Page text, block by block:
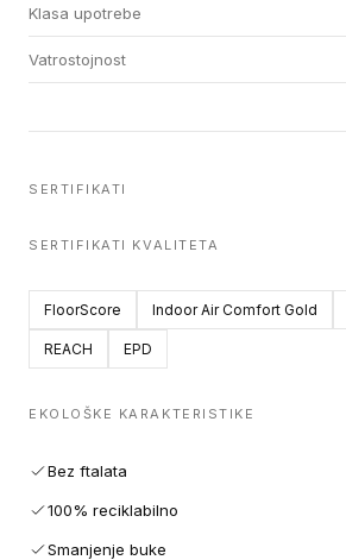
Klasa upotrebe
Vatrostojnost
SERTIFIKATI
SERTIFIKATI KVALITETA
FloorScore Indoor Air Comfort Gold
REACH EPD
EKOLOŠKE KARAKTERISTIKE
Bez ftalata
100% reciklabilno
Smanjenje buke